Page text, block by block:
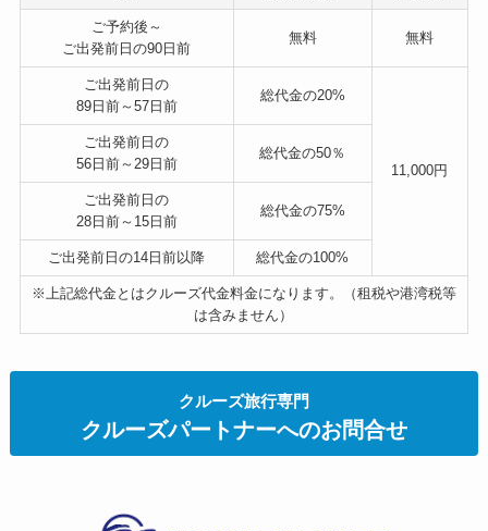
ご予約後～
ご出発前日の90日前
無料 無料
ご出発前日の
89日前～57日前
総代金の20%
11,000円
ご出発前日の
56日前～29日前
総代金の50％
ご出発前日の
28日前～15日前
総代金の75%
ご出発前日の14日前以降 総代金の100%
※上記総代金とはクルーズ代金料金になります。（租税や港湾税等
は含みません）
クルーズ旅行専門
クルーズパートナーへのお問合せ